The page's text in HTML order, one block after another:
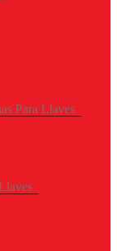
Para Llaves